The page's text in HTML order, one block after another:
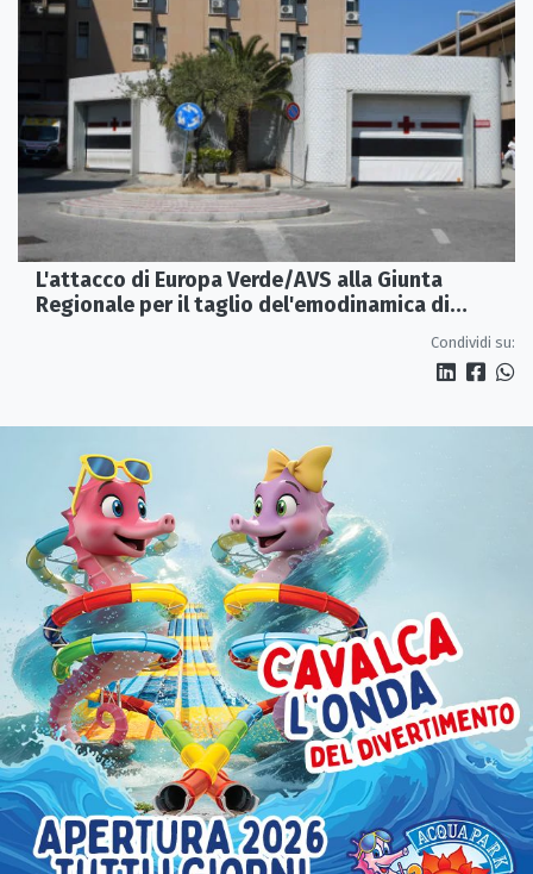
L'attacco di Europa Verde/AVS alla Giunta
Regionale per il taglio del'emodinamica di
Condividi su: